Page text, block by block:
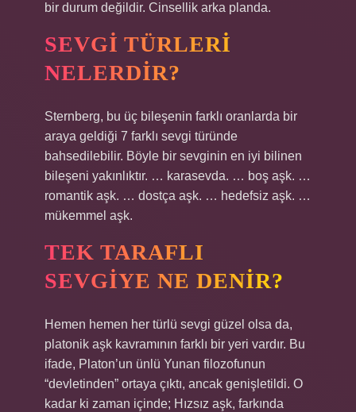
bir durum değildir. Cinsellik arka planda.
SEVGI TÜRLERI
NELERDIR?
Sternberg, bu üç bileşenin farklı oranlarda bir
araya geldiği 7 farklı sevgi türünde
bahsedilebilir. Böyle bir sevginin en iyi bilinen
bileşeni yakınlıktır. … karasevda. … boş aşk. …
romantik aşk. … dostça aşk. … hedefsiz aşk. …
mükemmel aşk.
TEK TARAFLI
SEVGIYE NE DENIR?
Hemen hemen her türlü sevgi güzel olsa da,
platonik aşk kavramının farklı bir yeri vardır. Bu
ifade, Platon’un ünlü Yunan filozofunun
“devletinden” ortaya çıktı, ancak genişletildi. O
kadar ki zaman içinde; Hızsız aşk, farkında